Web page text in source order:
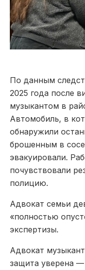
По данным
2025 года после
музыкантом в
Автомобиль, в
обнаружили
брошенным в
эвакуировали.
почувствовали
полицию.
Адвокат семьи
«полностью
экспертизы.
Адвокат
защита уверена